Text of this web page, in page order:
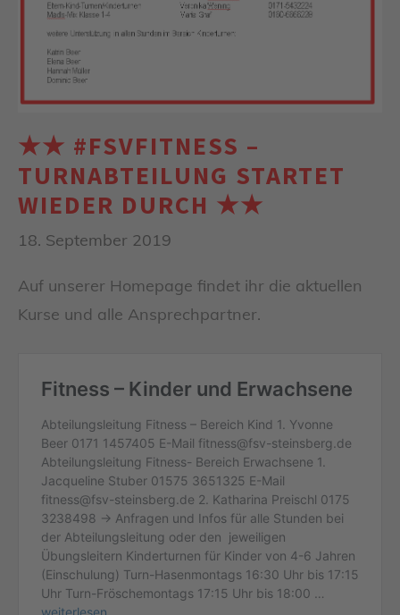
★★ #FSVFITNESS –
TURNABTEILUNG STARTET
WIEDER DURCH ★★
18. September 2019
Auf unserer Homepage findet ihr die aktuellen
Kurse und alle Ansprechpartner.